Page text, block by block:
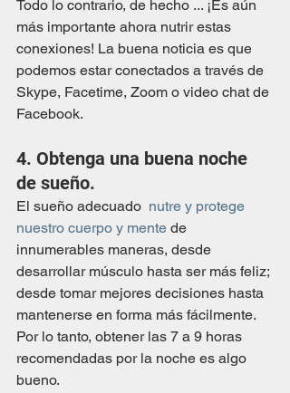
Todo lo contrario, de hecho ... ¡Es aún
más importante ahora nutrir estas
conexiones! La buena noticia es que
podemos estar conectados a través de
Skype, Facetime, Zoom o video chat de
Facebook.
4. Obtenga una buena noche
de sueño.
El sueño adecuado nutre y protege
nuestro cuerpo y mente de
innumerables maneras, desde
desarrollar músculo hasta ser más feliz;
desde tomar mejores decisiones hasta
mantenerse en forma más fácilmente.
Por lo tanto, obtener las 7 a 9 horas
recomendadas por la noche es algo
bueno.